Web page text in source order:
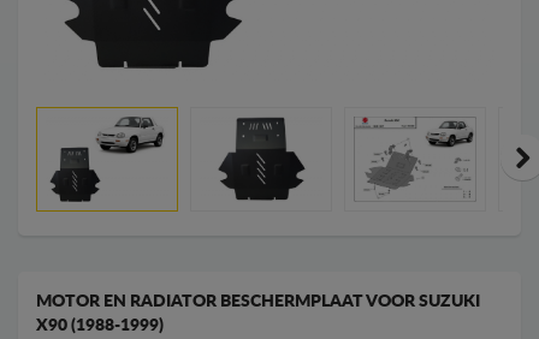
MOTOR EN RADIATOR BESCHERMPLAAT VOOR SUZUKI
X90 (1988-1999)